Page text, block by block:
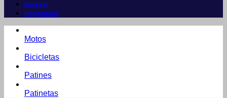
Ingresar
Registrarse
Motos
Bicicletas
Patines
Patinetas